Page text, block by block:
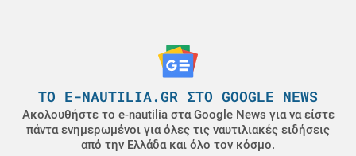
ΤΟ E-NAUTILIA.GR ΣΤΟ GOOGLE NEWS
Ακολουθήστε το e-nautilia στα Google News για να είστε
πάντα ενημερωμένοι για όλες τις ναυτιλιακές ειδήσεις
από την Ελλάδα και όλο τον κόσμο.